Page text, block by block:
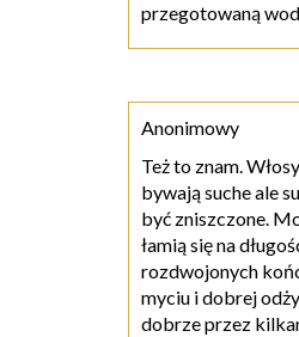
przegotowaną
Anonimowy
Też to znam.
bywają suche ale
być zniszczone.
łamią się na
rozdwojonych
myciu i dobrej
dobrze przez